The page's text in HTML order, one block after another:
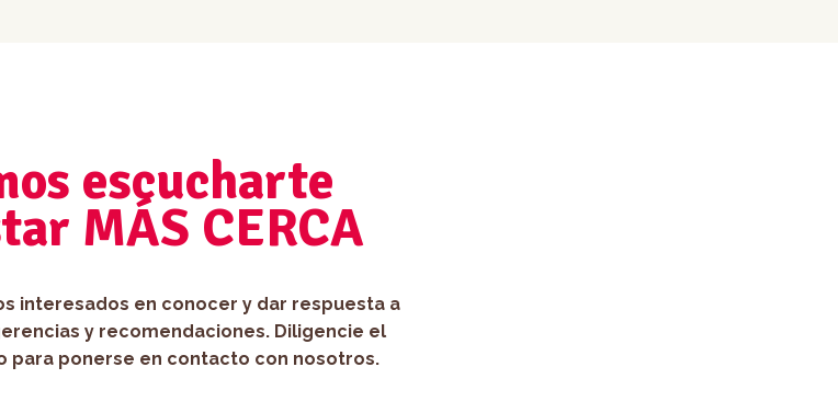
escucharte
MÁS CERCA
interesados en conocer y dar respuesta a
y recomendaciones. Diligencie el
para ponerse en contacto con nosotros.